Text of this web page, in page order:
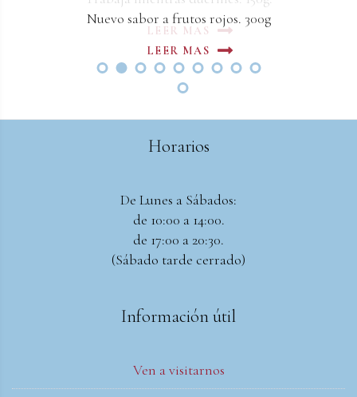
Nuevo sabor a frutos rojos. 300g
LEER MAS
Horarios
De Lunes a Sábados:
de 10:00 a 14:00.
de 17:00 a 20:30.
(Sábado tarde cerrado)
Información útil
Ven a visitarnos